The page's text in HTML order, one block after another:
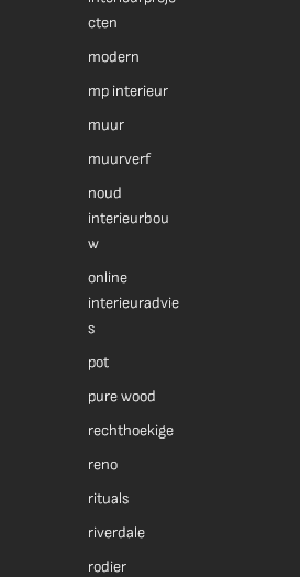
cten
modern
mp interieur
muur
muurverf
noud
interieurbou
w
online
interieuradvie
s
pot
pure wood
rechthoekige
reno
rituals
riverdale
rodier